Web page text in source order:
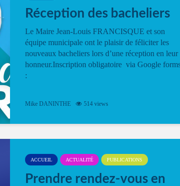
Réception des bacheliers
Le Maire Jean-Louis FRANCISQUE et son
équipe municipale ont le plaisir de féliciter les
nouveaux bacheliers lors d’une réception en leur
honneur.Inscription obligatoire via Google
:
Mike DANINTHE 514 views
ACCUEIL ACTUALITÉ PUBLICATIONS
Prendre rendez-vous en